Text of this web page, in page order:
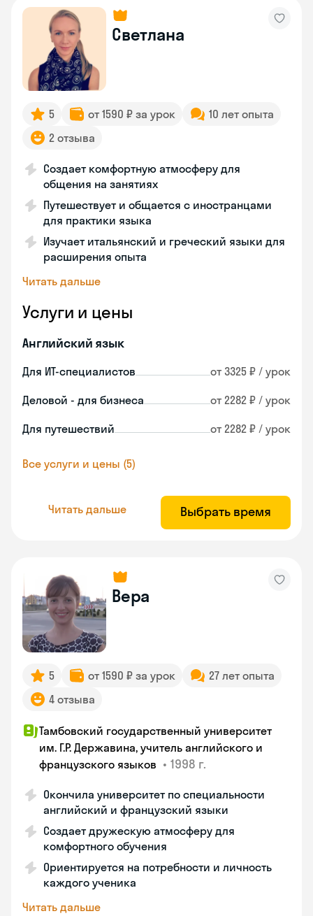
Светлана
5 от 1590 ₽ за урок
10 лет опыта
2 отзыва
Создает комфортную атмосферу для
общения на занятиях
Путешествует и общается с иностранцами
для практики языка
Изучает итальянский и греческий языки для
расширения опыта
Читать дальше
Услуги и цены
Английский язык
Для ИТ-специалистов от 3325 ₽ / урок
Деловой - для бизнеса от 2282 ₽ / урок
Для путешествий от 2282 ₽ / урок
Все услуги и цены (5)
Читать дальше Выбрать время
Вера
5 от 1590 ₽ за урок
27 лет опыта
4 отзыва
Тамбовский государственный университет
им. Г.Р. Державина, учитель английского и
французского языков • 1998 г.
Окончила университет по специальности
английский и французский языки
Создает дружескую атмосферу для
комфортного обучения
Ориентируется на потребности и личность
каждого ученика
Читать дальше